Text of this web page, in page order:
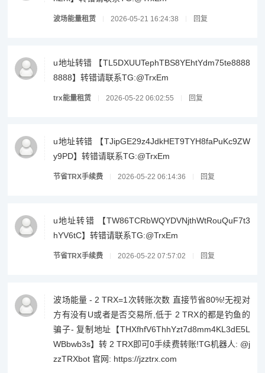
波场能量租赁 2026-05-21 16:24:38 回复
u地址转错 【TL5DXUUTephTBS8YEhtYdm75te8888
8888】转错请联系TG:@TrxEm
trx能量租赁 2026-05-22 06:02:55 回复
u地址转错 【TJipGE29z4JdkHET9TYH8faPuKc9ZW
y9PD】转错请联系TG:@TrxEm
节省TRX手续费 2026-05-22 06:14:36 回复
u地址转错 【TW86TCRbWQYDVNjthWtRouQuF7t3
hYV6tC】转错请联系TG:@TrxEm
节省TRX手续费 2026-05-22 07:57:02 回复
波场能量 - 2 TRX=1次转账次数 直接节省80%!无视对
方有没有U或者是否交易所,低于 2 TRX的都是钓鱼的
骗子- 复制地址【THXfhfV6ThhYzt7d8mm4KL3dE5L
WBbwb3s】转 2 TRX即可0手续费转账!TG机器人: @j
zzTRXbot 官网: https://jzztrx.com